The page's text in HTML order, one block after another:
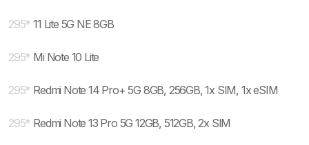
295* 11 Lite 5G NE 8GB
295* Mi Note 10 Lite
295* Redmi Note 14 Pro+ 5G 8GB, 256GB, 1x SIM, 1x eSIM
295* Redmi Note 13 Pro 5G 12GB, 512GB, 2x SIM